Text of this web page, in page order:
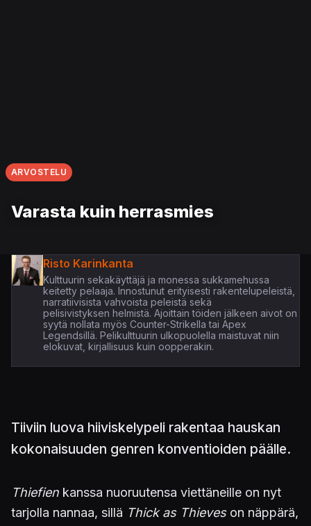
ARVOSTELU
Varasta kuin herrasmies
Risto Karinkanta
Kulttuurin sekakäyttäjä ja monessa sukkamehussa
keitetty pelaaja. Innostunut erityisesti rakentelupeleistä,
narratiivisista vahvoista peleistä sekä
pelisivistyksen helmistä. Ajoittain töiden jälkeen aivot on
syytä nollata myös Counter-Strikella tai Apex
Legendsillä. Pelikulttuurin ulkopuolella maistuvat niin
elokuvat, kirjallisuus kuin oopperakin.
Tiiviin luova hiiviskelypeli rakentaa hauskan
kokonaisuuden genren konventioiden päälle.
Thiefien kanssa nuoruutensa viettäneille on nyt
tarjolla nannaa, sillä Thick as Thieveson näppärä,